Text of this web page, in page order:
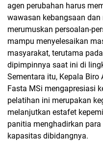
agen perubahan harus
wawasan kebangsaan
merumuskan persoalan-
mampu menyelesaikan
masyarakat, terutama
dipimpinnya saat ini di
Sementara itu, Kepala Biro
Fasta MSi mengapresiasi
pelatihan ini merupakan
melanjutkan estafet
panitia menghadirkan
kapasitas dibidangnya.